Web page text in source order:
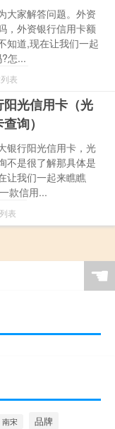
大家解答问题。外资
，外资银行信用卡额
知道,现在让我们一起
怎...
表
光信用卡（光
询）
银行阳光信用卡，光
不是很了解那具体是
让我们一起来瞧瞧
款信用...
表
☚
南宋 品牌